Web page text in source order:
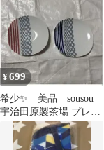
¥699
希少✨ 美品 sousou
宇治田原製茶場 プレー
ト皿 セット 美濃
焼 非売品